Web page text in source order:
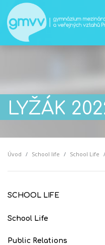
LYŽÁK
Úvod School life School Life
SCHOOL LIFE
School Life
Aktuality Proběhlo na GMVV
Public Relations